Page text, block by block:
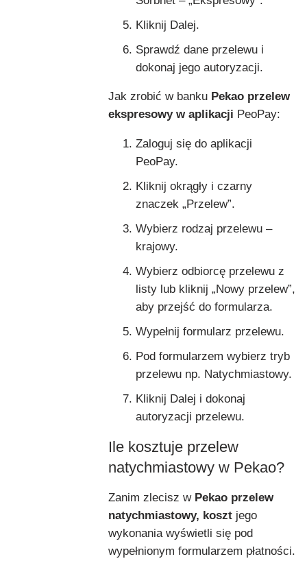
Kliknij Dalej.
Sprawdź dane przelewu i
dokonaj jego autoryzacji.
Jak zrobić w banku Pekao przelew
ekspresowy w aplikacji PeoPay:
Zaloguj się do aplikacji
PeoPay.
Kliknij okrągły i czarny
znaczek „Przelew”.
Wybierz rodzaj przelewu –
krajowy.
Wybierz odbiorcę przelewu z
listy lub kliknij „Nowy przelew”,
aby przejść do formularza.
Wypełnij formularz przelewu.
Pod formularzem wybierz tryb
przelewu np. Natychmiastowy.
Kliknij Dalej i dokonaj
autoryzacji przelewu.
Ile kosztuje przelew
natychmiastowy w Pekao?
Zanim zlecisz w Pekao przelew
natychmiastowy, koszt jego
wykonania wyświetli się pod
wypełnionym formularzem płatności.